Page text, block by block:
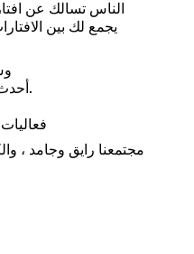
الناس تسالك عن
يجمع لك بين
•
مجتمعنا رايق وجامد ،